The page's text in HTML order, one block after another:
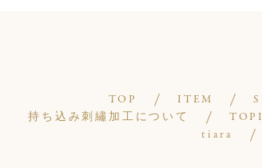
TOP ITEM
持ち込み刺繡加工について
tiara